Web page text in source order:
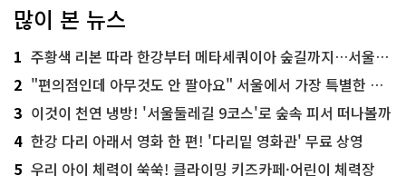
많이 본 뉴스
1 주황색 리본 따라 한강부터 메타세쿼이아 숲길까지…서울둘레길 15코스
2 "편의점인데 아무것도 안 팔아요" 서울에서 가장 특별한 편의점의 정체
3 이것이 천연 냉방! '서울둘레길 9코스'로 숲속 피서 떠나볼까
4 한강 다리 아래서 영화 한 편! '다리밑 영화관' 무료 상영
5 우리 아이 체력이 쑥쑥! 클라이밍 키즈카페·어린이 체력장